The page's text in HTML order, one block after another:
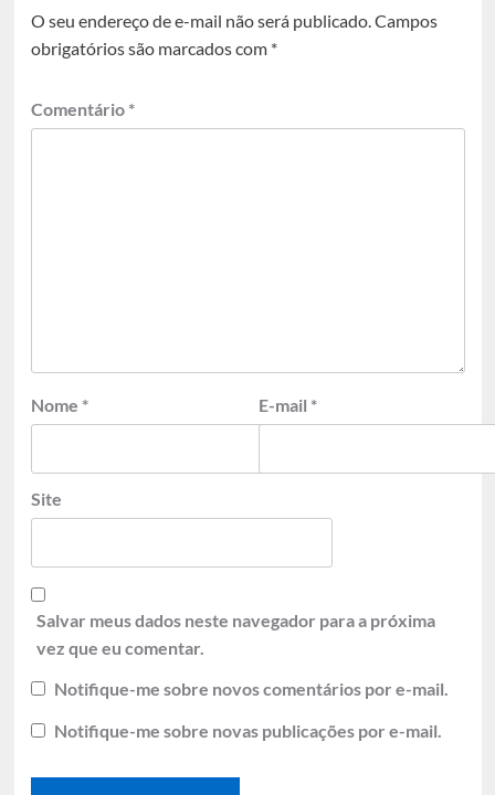
O seu endereço de e-mail não será publicado.Campos
obrigatórios são marcados com *
Comentário *
Nome * E-mail *
Site
Salvar meus dados neste navegador para a próxima
vez que eu comentar.
Notifique-me sobre novos comentários por e-mail.
Notifique-me sobre novas publicações por e-mail.